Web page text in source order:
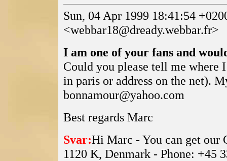
Sun, 04 Apr 1999 18:41:54
<webbar18@dready.webbar.fr>
I am one of your fans and
Could you please tell me where
in paris or address on the net).
bonnamour@yahoo.com
Best regards Marc
Svar:Hi Marc - You can get our
1120 K, Denmark - Phone: +45